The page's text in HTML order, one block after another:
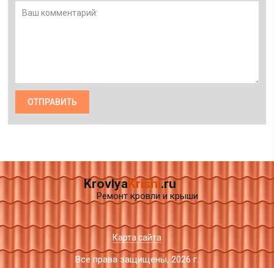
KrovlyaKrishi.ru
Ремонт кровли и крыши
Карта сайта
Все права защищены, 2026 г.